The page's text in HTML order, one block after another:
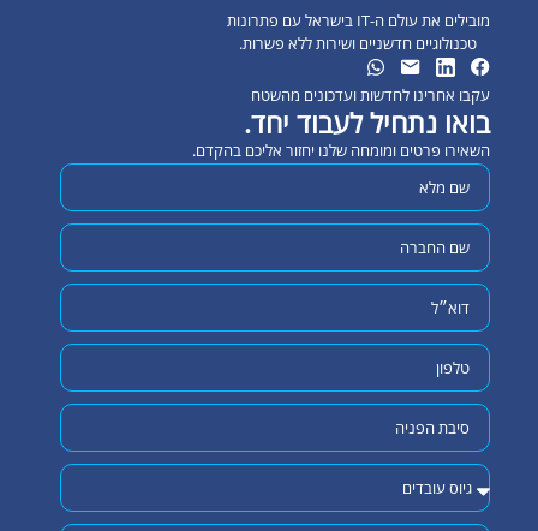
מובילים את עולם ה-IT בישראל עם פתרונות
טכנולוגיים חדשניים ושירות ללא פשרות.
עקבו אחרינו לחדשות ועדכונים מהשטח
בואו נתחיל לעבוד יחד.
השאירו פרטים ומומחה שלנו יחזור אליכם בהקדם.